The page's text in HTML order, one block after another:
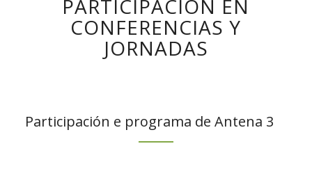
PARTICIPACIÓN EN
CONFERENCIAS Y
JORNADAS
Participación e programa de Antena 3